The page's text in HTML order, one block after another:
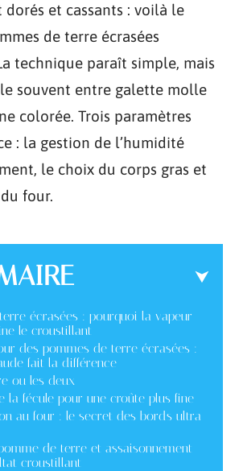
dorés et cassants : voilà le
de terre écrasées
technique paraît simple, mais
souvent entre galette molle
colorée. Trois paramètres
: la gestion de l’humidité
le choix du corps gras et
four.
écrasées : pourquoi la vapeur
le croustillant
des pommes de terre écrasées :
fait la différence
ou les deux
la fécule pour une croûte plus fine
au four : le secret des bords ultra
de terre et assaisonnement
croustillant